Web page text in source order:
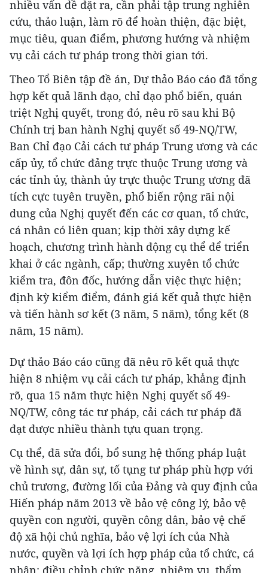
nhiều vấn đề đặt ra, cần phải tập trung nghiên
cứu, thảo luận, làm rõ để hoàn thiện, đặc biệt,
mục tiêu, quan điểm, phương hướng và nhiệm
vụ cải cách tư pháp trong thời gian tới.
Theo Tổ Biên tập đề án, Dự thảo Báo cáo đã tổng
hợp kết quả lãnh đạo, chỉ đạo phổ biến, quán
triệt Nghị quyết, trong đó, nêu rõ sau khi Bộ
Chính trị ban hành Nghị quyết số 49-NQ/TW,
Ban Chỉ đạo Cải cách tư pháp Trung ương và các
cấp ủy, tổ chức đảng trực thuộc Trung ương và
các tỉnh ủy, thành ủy trực thuộc Trung ương đã
tích cực tuyên truyền, phổ biến rộng rãi nội
dung của Nghị quyết đến các cơ quan, tổ chức,
cá nhân có liên quan; kịp thời xây dựng kế
hoạch, chương trình hành động cụ thể để triển
khai ở các ngành, cấp; thường xuyên tổ chức
kiểm tra, đôn đốc, hướng dẫn việc thực hiện;
định kỳ kiểm điểm, đánh giá kết quả thực hiện
và tiến hành sơ kết (3 năm, 5 năm), tổng kết (8
năm, 15 năm).
Dự thảo Báo cáo cũng đã nêu rõ kết quả thực
hiện 8 nhiệm vụ cải cách tư pháp, khẳng định
rõ, qua 15 năm thực hiện Nghị quyết số 49-
NQ/TW, công tác tư pháp, cải cách tư pháp đã
đạt được nhiều thành tựu quan trọng.
Cụ thể, đã sửa đổi, bổ sung hệ thống pháp luật
về hình sự, dân sự, tố tụng tư pháp phù hợp với
chủ trương, đường lối của Đảng và quy định của
Hiến pháp năm 2013 về bảo vệ công lý, bảo vệ
quyền con người, quyền công dân, bảo vệ chế
độ xã hội chủ nghĩa, bảo vệ lợi ích của Nhà
nước, quyền và lợi ích hợp pháp của tổ chức, cá
nhân; điều chỉnh chức năng, nhiệm vụ, thẩm